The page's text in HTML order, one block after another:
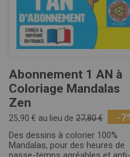
Abonnement 1 AN à
Coloriage Mandalas
Zen
25,90 € au lieu de 27,80 € -
Des dessins à colorier 100%
Mandalas, pour des heures de